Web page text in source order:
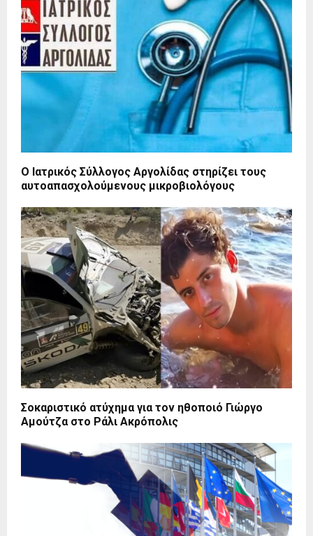
Ο Ιατρικός Σύλλογος Αργολίδας στηρίζει τους
αυτοαπασχολούμενους μικροβιολόγους
Σοκαριστικό ατύχημα για τον ηθοποιό Γιώργο
Αμούτζα στο Ράλι Ακρόπολις